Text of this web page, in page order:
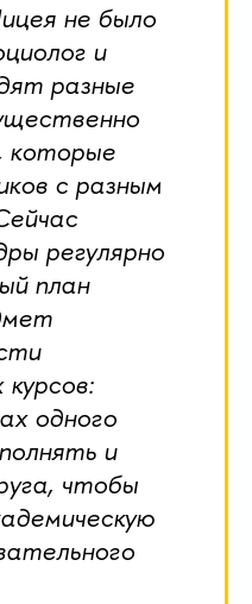
не было
и
разные
которые
с разным
регулярно
план
одного
и
чтобы